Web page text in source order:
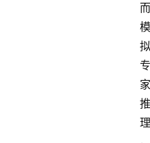
而
模
拟
专
家
推
理